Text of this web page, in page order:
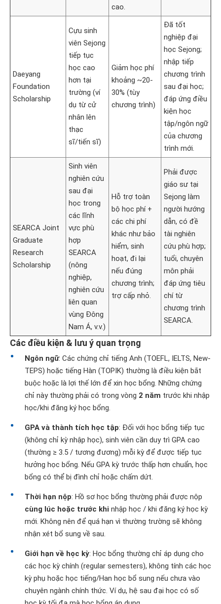
cao.
Daeyang
Foundation
Scholarship
Cựu sinh
viên Sejong
tiếp tục
học cao
hơn tại
trường (ví
dụ từ cử
nhân lên
thạc
sĩ/tiến sĩ)
Giảm học phí
khoảng ~20-
30% (tùy
chương trình)
Đã tốt
nghiệp đại
học Sejong;
nhập tiếp
chương trình
sau đại học;
đáp ứng điều
kiện học
tập/ngôn ngữ
của chương
trình mới.
SEARCA Joint
Graduate
Research
Scholarship
Sinh viên
nghiên cứu
sau đại
học trong
các lĩnh
vực phù
hợp
SEARCA
(nông
nghiệp,
nghiên cứu
liên quan
vùng Đông
Nam Á, v.v.)
Hỗ trợ toàn
bộ học phí +
các chi phí
khác như bảo
hiểm, sinh
hoạt, đi lại
nếu đúng
chương trình;
trợ cấp nhỏ.
Phải được
giáo sư tại
Sejong làm
người hướng
dẫn, có đề
tài nghiên
cứu phù hợp;
tuổi, chuyên
môn phải
đáp ứng tiêu
chí từ
chương trình
SEARCA.
Các điều kiện & lưu ý quan trọng
Ngôn ngữ: Các chứng chỉ tiếng Anh (TOEFL, IELTS, New-
TEPS) hoặc tiếng Hàn (TOPIK) thường là điều kiện bắt
buộc hoặc là lợi thế lớn để xin học bổng. Những chứng
chỉ này thường phải có trong vòng 2 năm trước khi nhập
học/khi đăng ký học bổng.
GPA và thành tích học tập: Đối với học bổng tiếp tục
(không chỉ kỳ nhập học), sinh viên cần duy trì GPA cao
(thường ≥ 3.5 / tương đương) mỗi kỳ để được tiếp tục
hưởng học bổng. Nếu GPA kỳ trước thấp hơn chuẩn, học
bổng có thể bị đình chỉ hoặc chấm dứt.
Thời hạn nộp: Hồ sơ học bổng thường phải được nộp
cùng lúc hoặc trước khi nhập học / khi đăng ký học kỳ
mới. Không nên để quá hạn vì thường trường sẽ không
nhận xét bổ sung về sau.
Giới hạn về học kỳ: Học bổng thường chỉ áp dụng cho
các học kỳ chính (regular semesters), không tính các học
kỳ phụ hoặc học tiếng/Han học bổ sung nếu chưa vào
chuyên ngành chính thức. Ví dụ, hệ sau đại học có số